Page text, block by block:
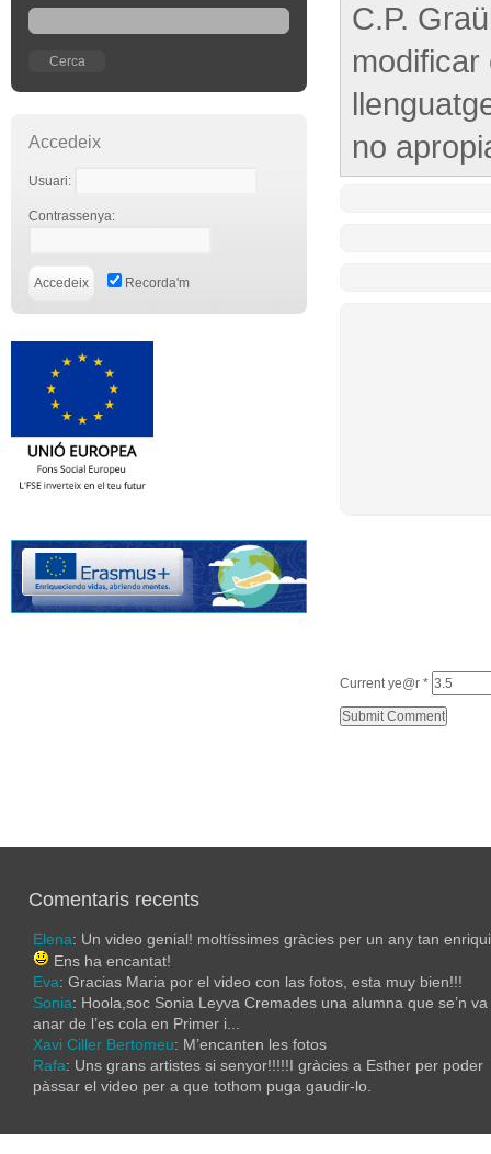
Accedeix
Usuari:
Contrassenya:
Recorda'm
C.P.
no
Current ye@r *
Comentaris recents
Elena: Un video genial! moltíssimes gràcies per un any tan
Ens ha encantat!
Eva: Gracias Maria por el video con las fotos, esta muy bien!!!
Sonia: Hoola,soc Sonia Leyva Cremades una alumna que se’n va
anar de l’es cola en Primer i...
Xavi Ciller Bertomeu: M’encanten les fotos
Rafa: Uns grans artistes si senyor!!!!!I gràcies a Esther per poder
pàssar el video per a que tothom puga gaudir-lo.